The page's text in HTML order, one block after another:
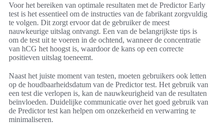
Voor het bereiken van optimale resultaten met de Predictor Early
test is het essentieel om de instructies van de fabrikant zorgvuldig
te volgen. Dit zorgt ervoor dat de gebruiker de meest
nauwkeurige uitslag ontvangt. Een van de belangrijkste tips is
om de test uit te voeren in de ochtend, wanneer de concentratie
van hCG het hoogst is, waardoor de kans op een correcte
positieven uitslag toeneemt.
Naast het juiste moment van testen, moeten gebruikers ook letten
op de houdbaarheidsdatum van de Predictor test. Het gebruik van
een test die verlopen is, kan de nauwkeurigheid van de resultaten
beïnvloeden. Duidelijke communicatie over het goed gebruik van
de Predictor test kan helpen om onzekerheid en verwarring te
minimaliseren.